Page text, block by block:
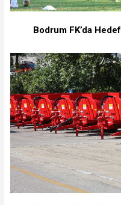
Bodrum FK’da